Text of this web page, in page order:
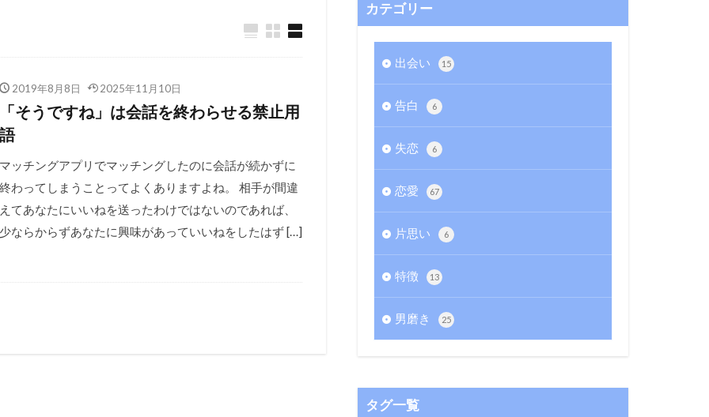
2019年8月8日 2025年11月10日
「そうですね」は会話を終わらせる禁止用
語
マッチングアプリでマッチングしたのに会話が続かずに
終わってしまうことってよくありますよね。 相手が間違
えてあなたにいいねを送ったわけではないのであれば、
少ならからずあなたに興味があっていいねをしたはず […]
カテゴリー
出会い 15
告白 6
失恋 6
恋愛 67
片思い 6
特徴 13
男磨き 25
タグ一覧